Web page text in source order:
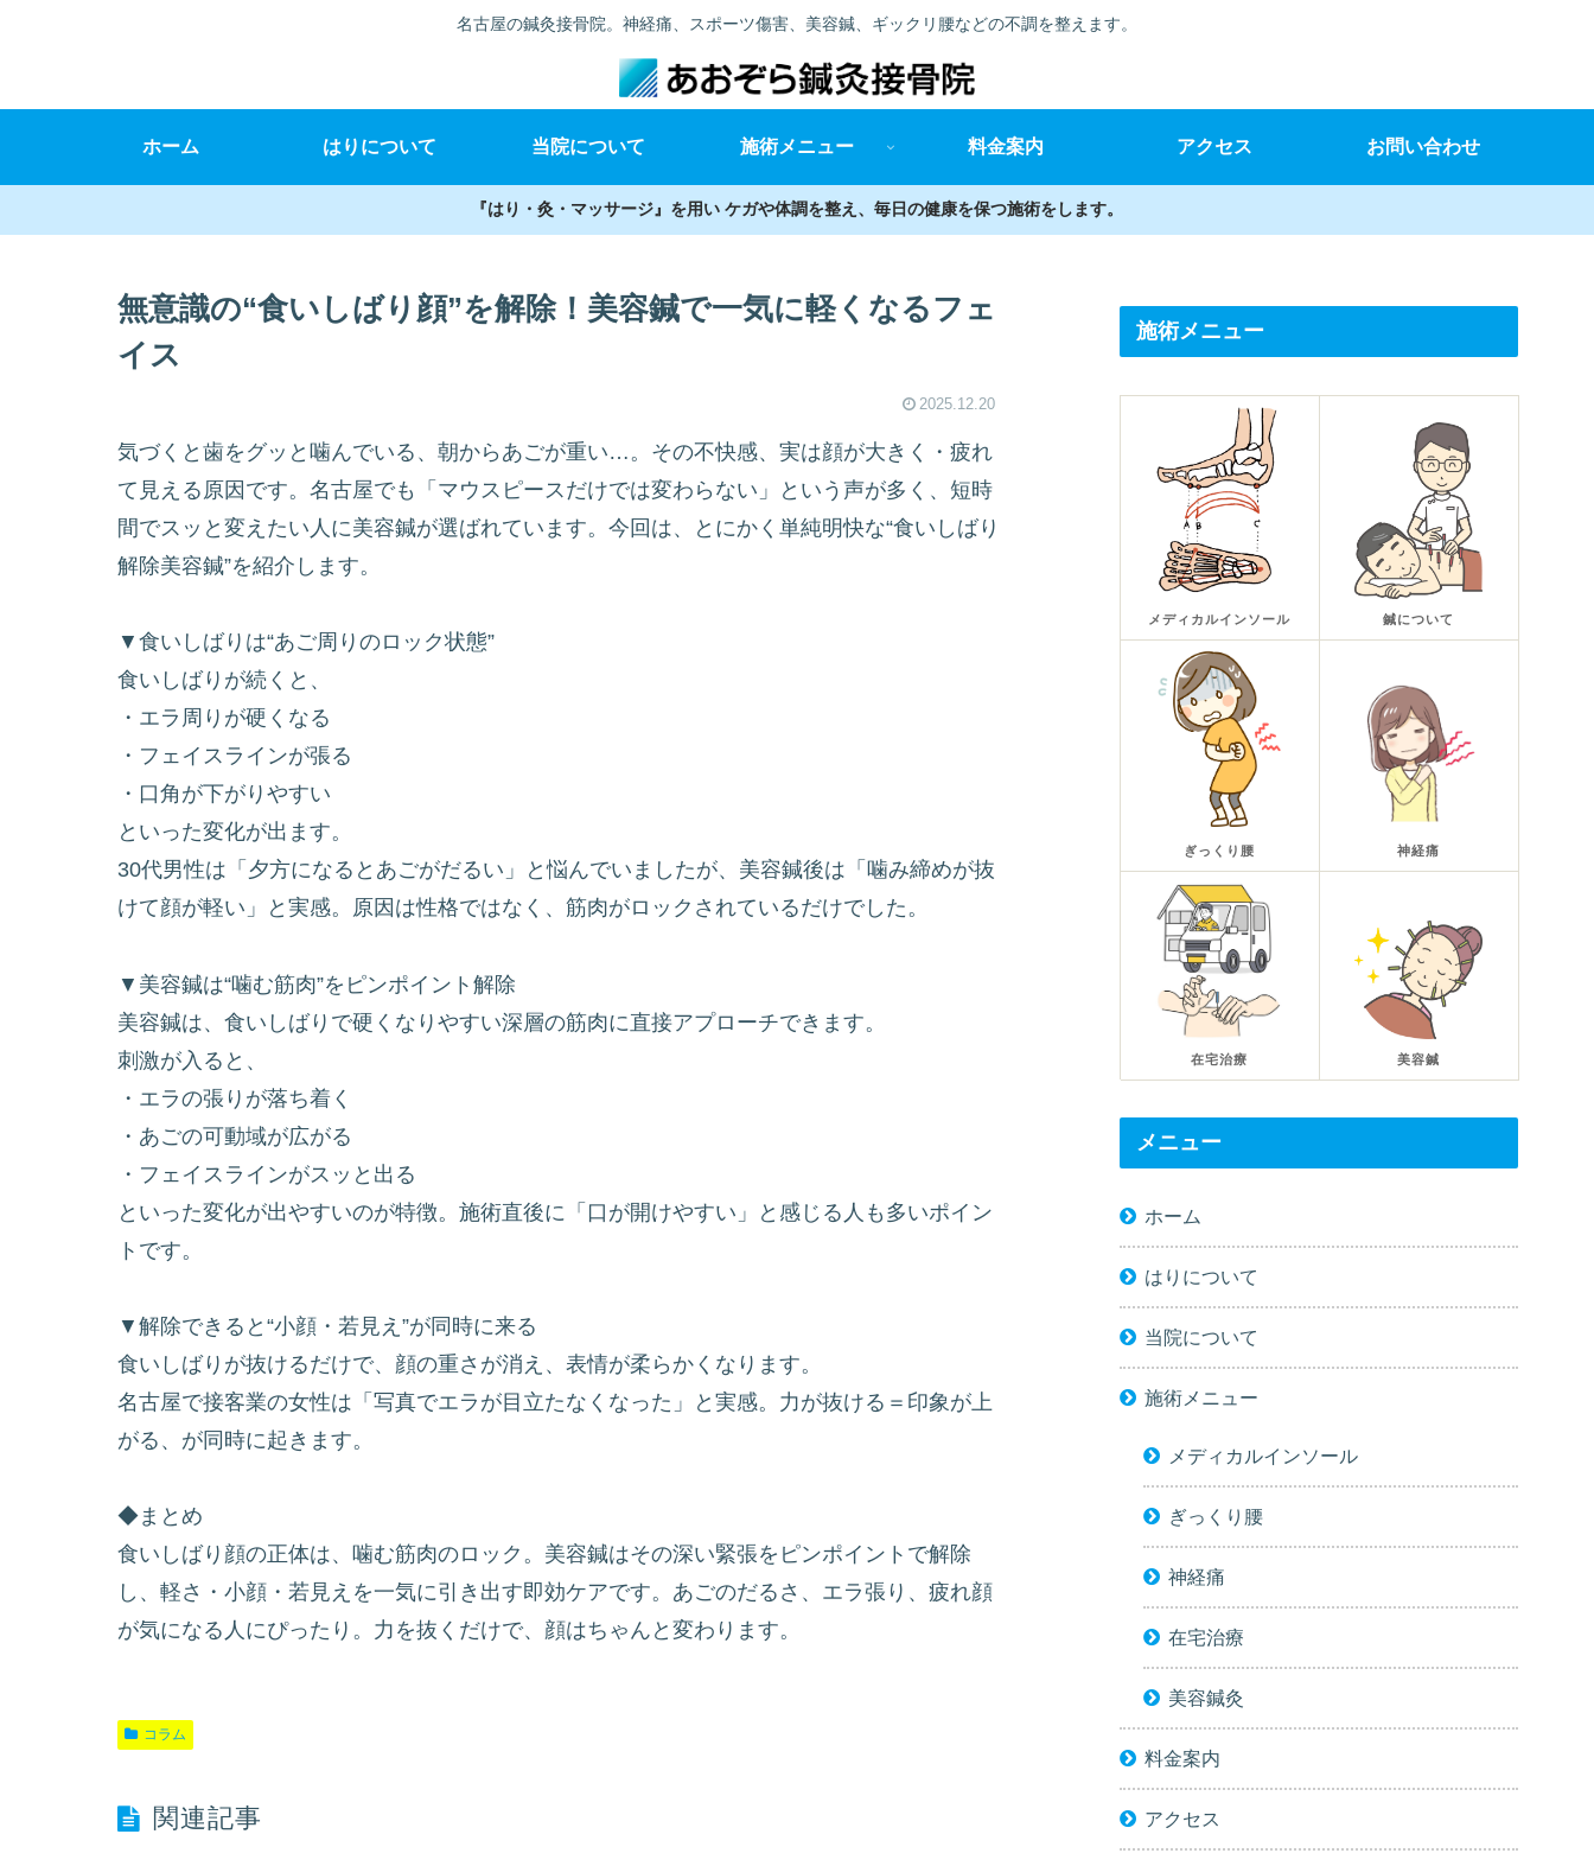
名古屋の鍼灸接骨院。神経痛、スポーツ傷害、美容鍼、ギックリ腰などの不調を整えます。
ホーム はりについて 当院について 施術メニュー 料金案内 アクセス お問い合わせ
『はり・灸・マッサージ』を用い ケガや体調を整え、毎日の健康を保つ施術をします。
無意識の“食いしばり顔”を解除！美容鍼で一気に軽くなるフェ
イス
2025.12.20
気づくと歯をグッと噛んでいる、朝からあごが重い…。その不快感、実は顔が大きく・疲れ
て見える原因です。名古屋でも「マウスピースだけでは変わらない」という声が多く、短時
間でスッと変えたい人に美容鍼が選ばれています。今回は、とにかく単純明快な“食いしばり
解除美容鍼”を紹介します。
▼食いしばりは“あご周りのロック状態”
食いしばりが続くと、
・エラ周りが硬くなる
・フェイスラインが張る
・口角が下がりやすい
といった変化が出ます。
30代男性は「夕方になるとあごがだるい」と悩んでいましたが、美容鍼後は「噛み締めが抜
けて顔が軽い」と実感。原因は性格ではなく、筋肉がロックされているだけでした。
▼美容鍼は“噛む筋肉”をピンポイント解除
美容鍼は、食いしばりで硬くなりやすい深層の筋肉に直接アプローチできます。
刺激が入ると、
・エラの張りが落ち着く
・あごの可動域が広がる
・フェイスラインがスッと出る
といった変化が出やすいのが特徴。施術直後に「口が開けやすい」と感じる人も多いポイン
トです。
▼解除できると“小顔・若見え”が同時に来る
食いしばりが抜けるだけで、顔の重さが消え、表情が柔らかくなります。
名古屋で接客業の女性は「写真でエラが目立たなくなった」と実感。力が抜ける＝印象が上
がる、が同時に起きます。
◆まとめ
食いしばり顔の正体は、噛む筋肉のロック。美容鍼はその深い緊張をピンポイントで解除
し、軽さ・小顔・若見えを一気に引き出す即効ケアです。あごのだるさ、エラ張り、疲れ顔
が気になる人にぴったり。力を抜くだけで、顔はちゃんと変わります。
コラム
関連記事
施術メニュー
メディカルインソール 鍼について
ぎっくり腰 神経痛
在宅治療 美容鍼
メニュー
ホーム
はりについて
当院について
施術メニュー
メディカルインソール
ぎっくり腰
神経痛
在宅治療
美容鍼灸
料金案内
アクセス